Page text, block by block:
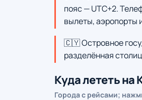
пояс — UTC+2.
вылеты, аэропорты
🇨🇾 Островное
разделённая
Куда лететь на
Города с рейсами;